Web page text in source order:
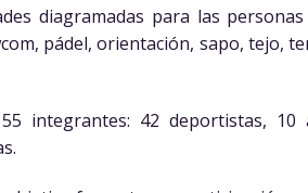
diagramadas para las
pádel, orientación, sapo, tejo,
integrantes: 42 deportistas, 10